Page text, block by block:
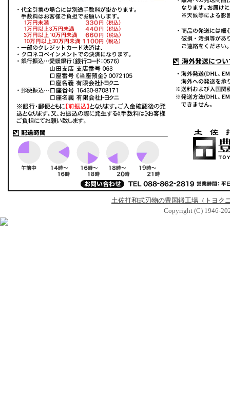
土佐打和式刃物の豊国鍛工場（トヨク
Copyright (C) 1946-